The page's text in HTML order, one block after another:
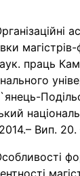
магістрів-
праць
2014.– Вип.